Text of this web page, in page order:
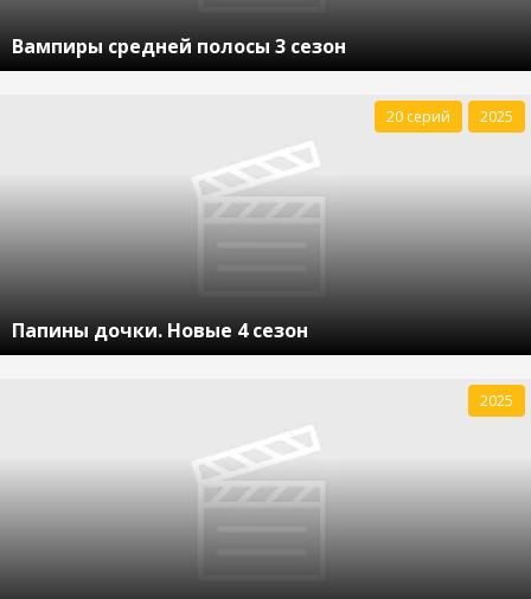
Вампиры средней полосы 3 сезон
Папины дочки. Новые 4 сезон
20 серий 2025
2025